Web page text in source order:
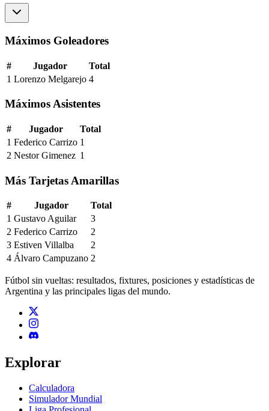
Máximos Goleadores
# Jugador
Total
1 Lorenzo Melgarejo 4
Máximos Asistentes
# Jugador
Total
1 Federico Carrizo 1
2 Nestor Gimenez 1
Más Tarjetas Amarillas
# Jugador
Total
1 Gustavo Aguilar
3
2 Federico Carrizo
2
3 Estiven Villalba
2
4 Álvaro Campuzano 2
Fútbol sin vueltas: resultados, fixtures, posiciones y estadísticas de
Argentina y las principales ligas del mundo.
Explorar
Calculadora
Simulador Mundial